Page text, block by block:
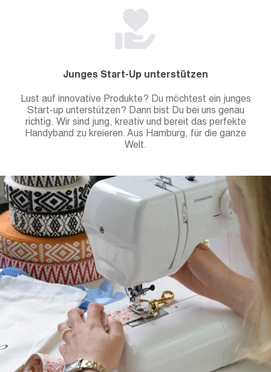
Junges Start-Up unterstützen
Lust auf innovative Produkte? Du möchtest ein junges
Start-up unterstützen? Dann bist Du bei uns genau
richtig. Wir sind jung, kreativ und bereit das perfekte
Handyband zu kreieren. Aus Hamburg, für die ganze
Welt.